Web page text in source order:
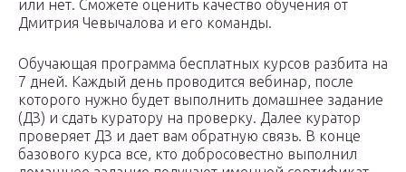
или нет. Сможете оценить качество обучения от
Дмитрия Чевычалова и его команды.
Обучающая программа бесплатных курсов разбита на
7 дней. Каждый день проводится вебинар, после
которого нужно будет выполнить домашнее задание
(ДЗ) и сдать куратору на проверку. Далее куратор
проверяет ДЗ и дает вам обратную связь. В конце
базового курса все, кто добросовестно выполнил